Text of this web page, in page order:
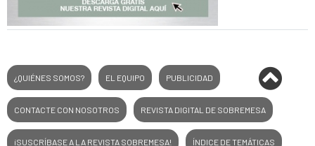
¿QUIÉNES SOMOS? EL EQUIPO PUBLICIDAD
CONTACTE CON NOSOTROS REVISTA DIGITAL DE SOBREMESA
¡SUSCRÍBASE A LA REVISTA SOBREMESA! ÍNDICE DE TEMÁTICAS